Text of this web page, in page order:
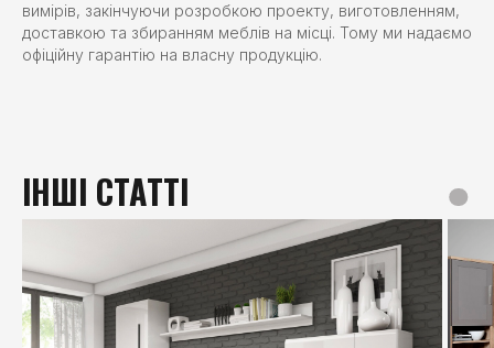
вимірів, закінчуючи розробкою проекту, виготовленням,
доставкою та збиранням меблів на місці. Тому ми надаємо
офіційну гарантію на власну продукцію.
ІНШІ СТАТТІ